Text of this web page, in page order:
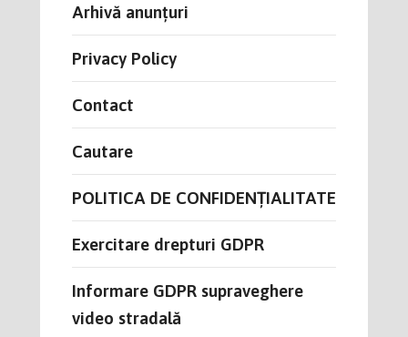
Arhivă anunțuri
Privacy Policy
Contact
Cautare
POLITICA DE CONFIDENȚIALITATE
Exercitare drepturi GDPR
Informare GDPR supraveghere
video stradală